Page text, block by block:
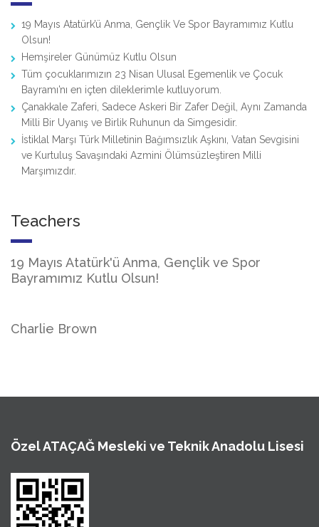
19 Mayıs Atatürk’ü Anma, Gençlik Ve Spor Bayramımız Kutlu
Olsun!
Hemşireler Günümüz Kutlu Olsun
Tüm çocuklarımızın 23 Nisan Ulusal Egemenlik ve Çocuk
Bayramı’nı en içten dileklerimle kutluyorum.
Çanakkale Zaferi, Sadece Askeri Bir Zafer Değil, Aynı Zamanda
Milli Bir Uyanış ve Birlik Ruhunun da Simgesidir.
İstiklal Marşı Türk Milletinin Bağımsızlık Aşkını, Vatan Sevgisini
ve Kurtuluş Savaşındaki Azmini Ölümsüzleştiren Milli
Marşımızdır.
Teachers
19 Mayıs Atatürk'ü Anma, Gençlik ve Spor
Bayramımız Kutlu Olsun!
Charlie Brown
Özel ATAÇAĞ Mesleki ve Teknik Anadolu Lisesi